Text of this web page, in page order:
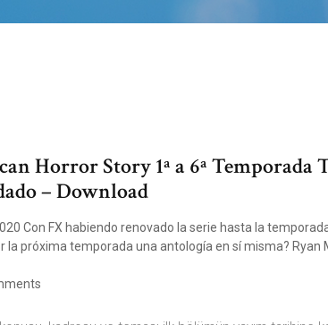
Horror Story 1ª a 6ª
– Download
Con FX habiendo renovado la serie hasta la
la próxima temporada una antología en sí misma?